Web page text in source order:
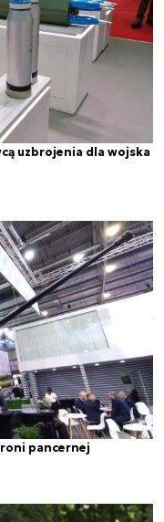
uzbrojenia dla wojska
pancernej